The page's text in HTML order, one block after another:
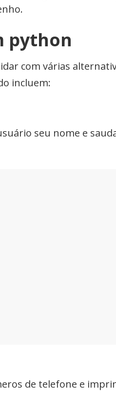
python
com várias
incluem:
seu nome e
de telefone e